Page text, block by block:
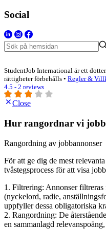
Social
StudentJob International är ett
rättigheter förbehålls • Regler &
4.5 - 2 reviews
Close
Hur rangordnar vi
Rangordning av jobbannonser
För att ge dig de mest
tvåstegsprocess för att visa
1. Filtrering: Annonser
(nyckelord, radie,
uppfyller dessa obligatoriska
2. Rangordning: De
en sammanlagd